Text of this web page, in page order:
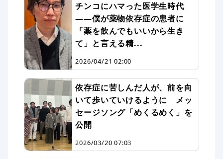
チンコにハマった医学生時代
——僕が薬物依存症の患者に
「薬を飲んでもいいから生き
て」と言える精...
2026/04/21 02:00
依存症に苦しんだ人が、前を向
いて歩いていけるように メッ
セージソング「めくるめく」を
公開
2026/03/20 07:03